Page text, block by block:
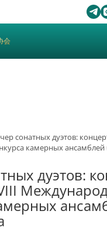
会
сонатных дуэтов:
камерных ансамблей
дуэтов: